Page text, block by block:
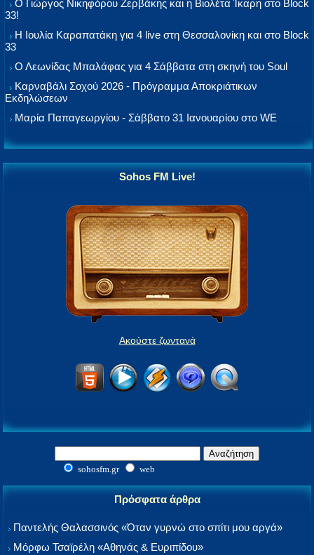
Ο Γιώργος Νικηφόρου Ζερβάκης και η Βιολέτα Ίκαρη στο Block
33!
Η Ιουλία Καραπατάκη για 4 live στη Θεσσαλονίκη και στο Block
33
Ο Λεωνίδας Μπαλάφας για 4 Σάββατα στη σκηνή του Soul
Καρναβάλι Σοχού 2026 - Πρόγραμμα Αποκριάτικων
Εκδηλώσεων
Μαρία Παπαγεωργίου - Σάββατο 31 Ιανουαρίου στο WE
Sohos FM Live!
Ακούστε ζωντανά
sohosfm.gr web
Πρόσφατα άρθρα
Παντελής Θαλασσινός «Όταν γυρνώ στο σπίτι μου αργά»
Μόρφω Τσαϊρέλη «Αθηνάς & Ευριπίδου»